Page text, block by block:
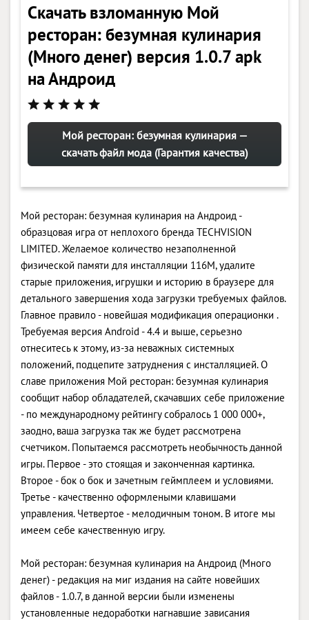
Скачать взломанную Мой
ресторан: безумная кулинария
(Много денег) версия 1.0.7 apk
на Андроид
Мой ресторан: безумная кулинария —
скачать файл мода (Гарантия качества)
Мой ресторан: безумная кулинария на Андроид -
образцовая игра от неплохого бренда TECHVISION
LIMITED. Желаемое количество незаполненной
физической памяти для инсталляции 116M, удалите
старые приложения, игрушки и историю в браузере для
детального завершения хода загрузки требуемых файлов.
Главное правило - новейшая модификация операционки .
Требуемая версия Android - 4.4 и выше, серьезно
отнеситесь к этому, из-за неважных системных
положений, подцепите затруднения с инсталляцией. О
славе приложения Мой ресторан: безумная кулинария
сообщит набор обладателей, скачавших себе приложение
- по международному рейтингу собралось 1 000 000+,
заодно, ваша загрузка так же будет рассмотрена
счетчиком. Попытаемся рассмотреть необычность данной
игры. Первое - это стоящая и законченная картинка.
Второе - бок о бок и зачетным геймплеем и условиями.
Третье - качественно оформлеными клавишами
управления. Четвертое - мелодичным тоном. В итоге мы
имеем себе качественную игру.
Мой ресторан: безумная кулинария на Андроид (Много
денег) - редакция на миг издания на сайте новейших
файлов - 1.0.7, в данной версии были изменены
установленные недоработки нагнавшие зависания